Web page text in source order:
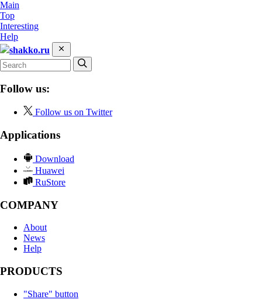
Main
Top
Interesting
Help
shakko.ru
Follow us:
Follow us on Twitter
Applications
Download
Huawei
RuStore
COMPANY
About
News
Help
PRODUCTS
"Share" button